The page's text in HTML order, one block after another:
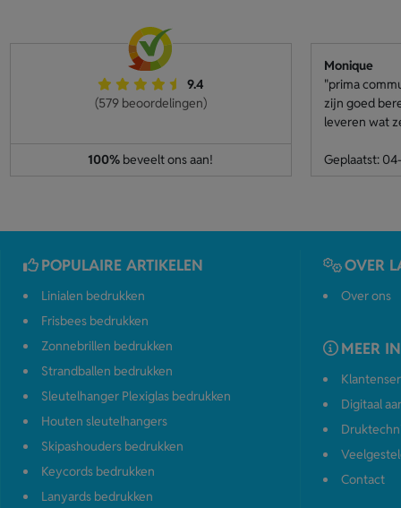
9.4
(579 beoordelingen)
100% beveelt ons aan!
Monique
"prima
zijn goed
leveren wat
Geplaatst:
POPULAIRE ARTIKELEN
Linialen bedrukken
Frisbees bedrukken
Zonnebrillen bedrukken
Strandballen bedrukken
Sleutelhanger Plexiglas bedrukken
Houten sleutelhangers
Skipashouders bedrukken
Keycords bedrukken
Lanyards bedrukken
OVER
Over ons
MEER
Digitaal
Contact